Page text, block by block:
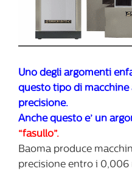
Uno degli argomenti
questo tipo di macchine
precisione.
Anche questo e’ un
“fasullo”.
Baoma produce
precisione entro i 0,006